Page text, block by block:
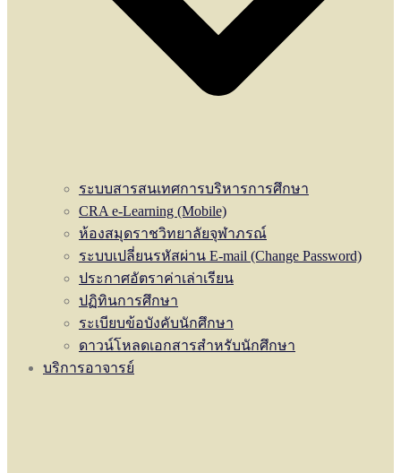
ระบบสารสนเทศการบริหารการศึกษา
CRA e-Learning (Mobile)
ห้องสมุดราชวิทยาลัยจุฬาภรณ์
ระบบเปลี่ยนรหัสผ่าน E-mail (Change Password)
ประกาศอัตราค่าเล่าเรียน
ปฏิทินการศึกษา
ระเบียบข้อบังคับนักศึกษา
ดาวน์โหลดเอกสารสำหรับนักศึกษา
บริการอาจารย์